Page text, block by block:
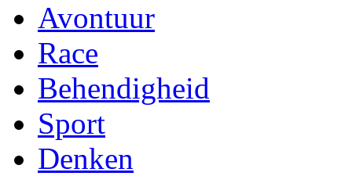
Avontuur
Race
Behendigheid
Sport
Denken